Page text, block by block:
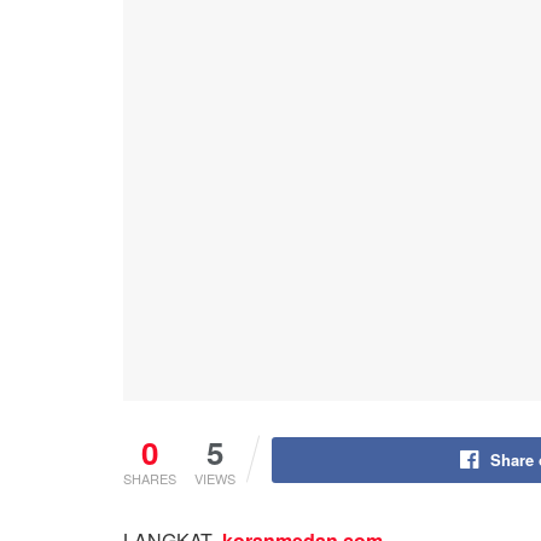
0
SHARES
5
VIEWS
Share